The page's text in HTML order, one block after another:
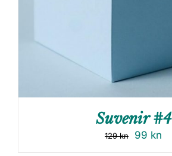
Suvenir #4
129kn 99 kn